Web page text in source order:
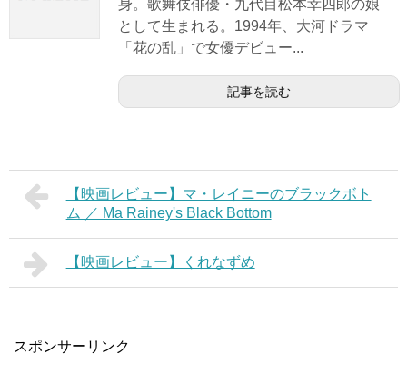
身。歌舞伎俳優・九代目松本幸四郎の娘
として生まれる。1994年、大河ドラマ
「花の乱」で女優デビュー...
記事を読む
【映画レビュー】マ・レイニーのブラックボト
ム ／ Ma Rainey's Black Bottom
【映画レビュー】くれなずめ
スポンサーリンク